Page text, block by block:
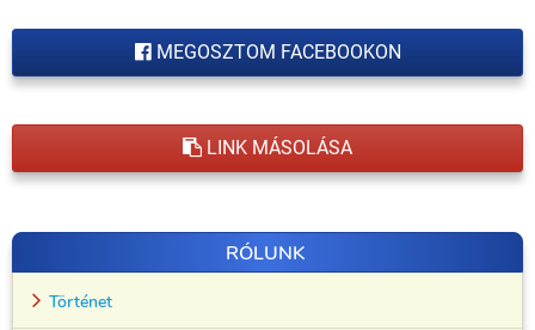
MEGOSZTOM FACEBOOKON
LINK MÁSOLÁSA
RÓLUNK
Történet